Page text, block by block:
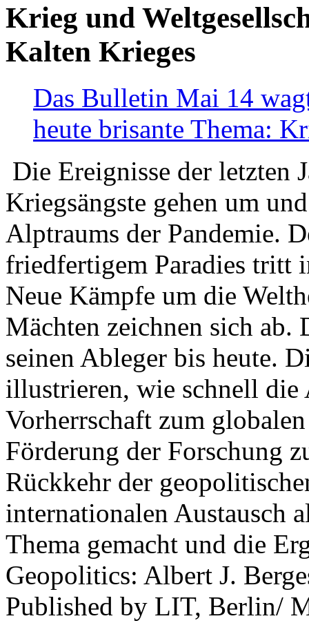
Krieg und
Kalten Krieges
Das Bulletin Mai 14
heute brisante Thema:
Die Ereignisse der letzten
Kriegsängste gehen um
Alptraums der Pandemie.
friedfertigem Paradies tritt
Neue Kämpfe um die
Mächten zeichnen sich
seinen Ableger bis heute.
illustrieren, wie schnell die
Vorherrschaft zum
Förderung der Forschung
Rückkehr der
internationalen Austausch
Thema gemacht und die
Geopolitics: Albert J.
Published by LIT, Berlin/